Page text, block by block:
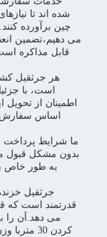
چین برآورده
می دهیم،تضمین
قابل مذاکره
است، با
اطمینان از
اساس سفارش
بدون مشکل قبول
به طور خاص
قدرتمند است که